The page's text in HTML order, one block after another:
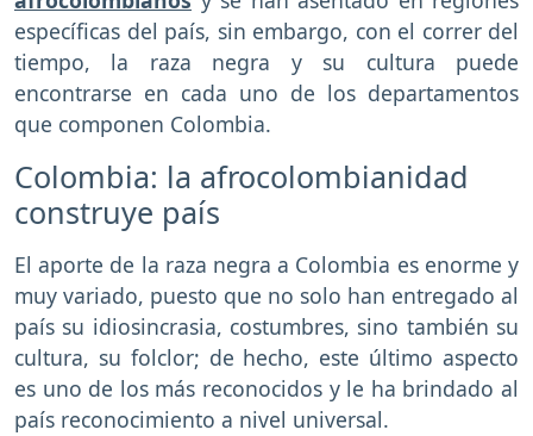
específicas del país, sin embargo, con el correr del
tiempo, la raza negra y su cultura puede
encontrarse en cada uno de los departamentos
que componen Colombia.
Colombia: la afrocolombianidad
construye país
El aporte de la raza negra a Colombia es enorme y
muy variado, puesto que no solo han entregado al
país su idiosincrasia, costumbres, sino también su
cultura, su folclor; de hecho, este último aspecto
es uno de los más reconocidos y le ha brindado al
país reconocimiento a nivel universal.